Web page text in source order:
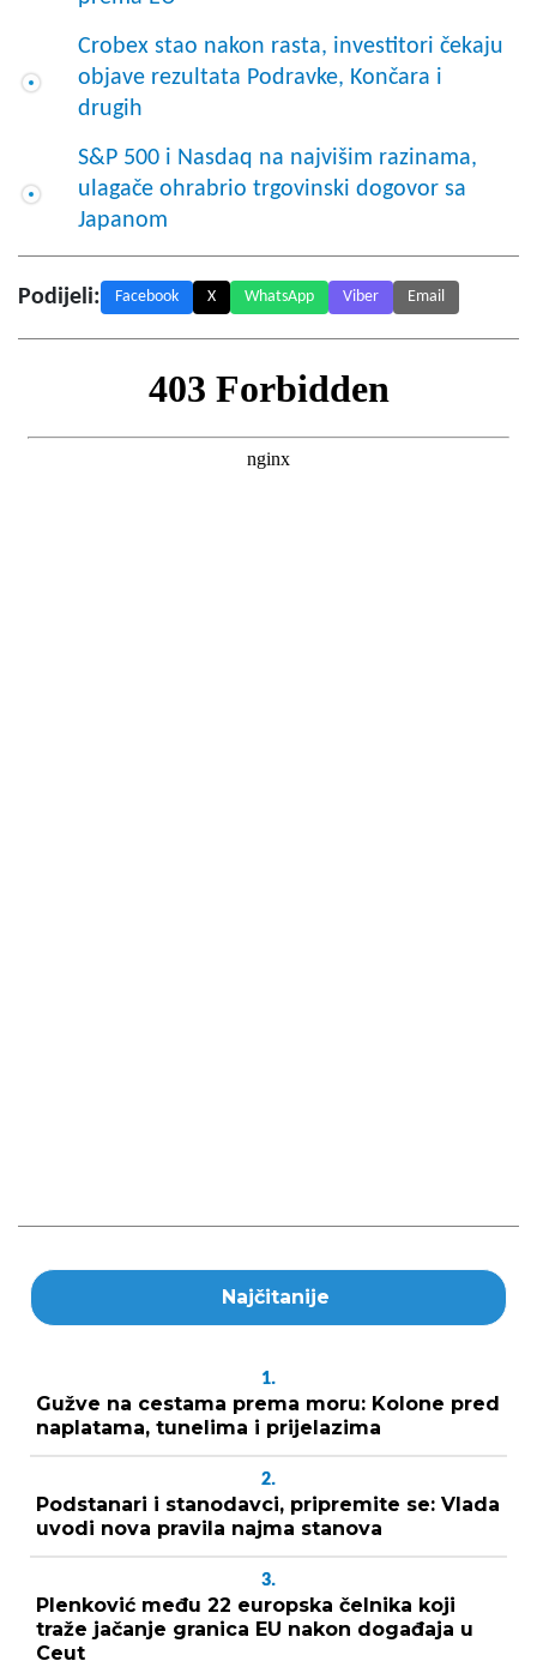
Crobex stao nakon rasta, investitori čekaju
objave rezultata Podravke, Končara i
drugih
S&P 500 i Nasdaq na najvišim razinama,
ulagače ohrabrio trgovinski dogovor sa
Japanom
Podijeli: Facebook X WhatsApp Viber Email
Najčitanije
1.
Gužve na cestama prema moru: Kolone pred
naplatama, tunelima i prijelazima
2.
Podstanari i stanodavci, pripremite se: Vlada
uvodi nova pravila najma stanova
3.
Plenković među 22 europska čelnika koji
traže jačanje granica EU nakon događaja u
Ceut